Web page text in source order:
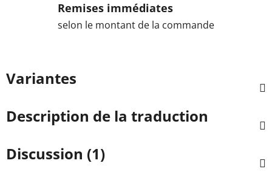
Remises immédiates
selon le montant de la commande
Variantes
Description de la traduction
Discussion (1)